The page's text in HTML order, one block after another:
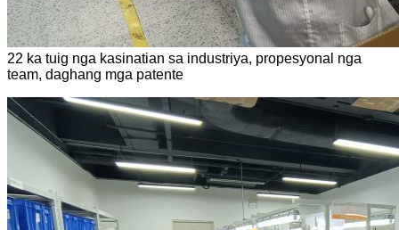
22 ka tuig nga kasinatian sa industriya, propesyonal nga
team, daghang mga patente